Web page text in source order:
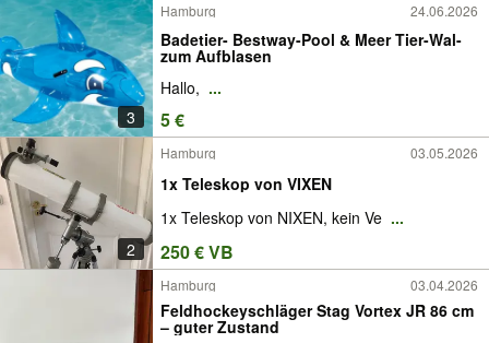
3
Hamburg 24.06.2026
Badetier- Bestway-Pool & Meer Tier-Wal-
zum Aufblasen
Hallo, ...
5 €
2
Hamburg 03.05.2026
1x Teleskop von VIXEN
1x Teleskop von NIXEN, kein Ve ...
250 € VB
Hamburg 03.04.2026
Feldhockeyschläger Stag Vortex JR 86 cm
– guter Zustand